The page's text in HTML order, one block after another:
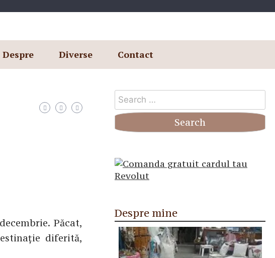
Despre Diverse Contact
Păcat,
diferită,
Search
for:
Despre mine